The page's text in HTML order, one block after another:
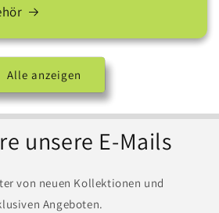
Alle anzeigen
unsere E-Mails
von neuen Kollektionen und
Angeboten.